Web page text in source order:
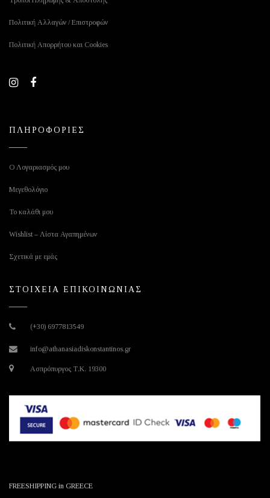
Πολιτική Αλλαγών / Επιστροφών
Πολιτική Απορρήτου και Cookies
ΠΛΗΡΟΦΟΡΙΕΣ
Ο Λογαριασμός μου
Μεγεθολόγιο
Το καλάθι μου
Wishlist – Λίστα Αγαπημένων
Σχετικά με εμάς
ΣΤΟΙΧΕΙΑ ΕΠΙΚΟΙΝΩΝΙΑΣ
(+30) 6977813549
info@athanasiadiskonstantinos.gr
Ασπρόπυργος Τ.Κ. 19300
FREESHIPPING in GREECE